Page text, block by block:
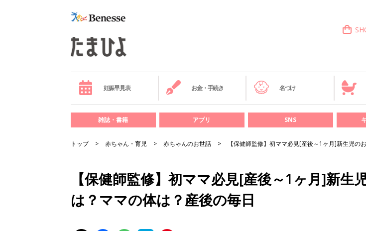
妊娠早見表 お金・手続き 名づけ
雑誌・書籍 アプリ SNS
トップ 赤ちゃん・育児 赤ちゃんのお世話 【保健師監修】初ママ必見[産後～1ヶ月]新生児の
【保健師監修】初ママ必見[産後～1ヶ月]新生
は？ママの体は？産後の毎日